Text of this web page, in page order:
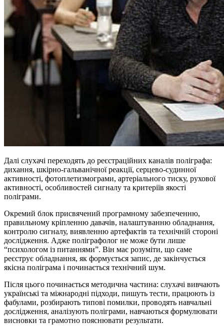
Далі слухачі переходять до реєстраційних каналів поліграфа:
дихання, шкірно-гальванічної реакції, серцево-судинної
активності, фотоплетизмограми, артеріального тиску, рухової
активності, особливостей сигналу та критеріїв якості
поліграми.
Окремий блок присвячений програмному забезпеченню,
правильному кріпленню давачів, налаштуванню обладнання,
контролю сигналу, виявленню артефактів та технічній стороні
дослідження. Адже поліграфолог не може бути лише
“психологом із питаннями”. Він має розуміти, що саме
реєструє обладнання, як формується запис, де закінчується
якісна поліграма і починається технічний шум.
Після цього починається методична частина: слухачі вивчають
українські та міжнародні підходи, пишуть тести, працюють із
фабулами, розбирають типові помилки, проводять навчальні
дослідження, аналізують поліграми, навчаються формулювати
висновки та грамотно пояснювати результати.